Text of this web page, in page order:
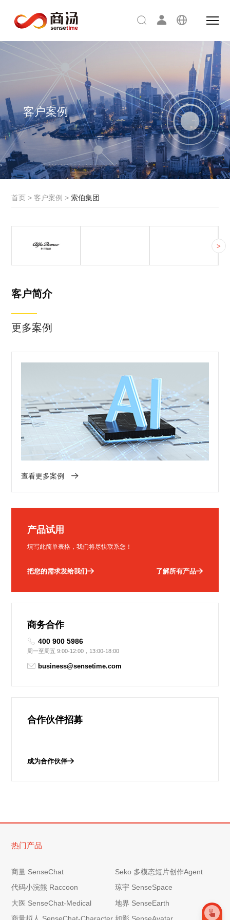
客户案例
首页 >客户案例 >索伯集团
索伯集团公司由
两个运营实体组
司（Sauber
Motorsport
AG）和索伯科技
公司（Sauber
AG）。前者负责
运营及管理阿尔
队，后者则专注
于高等工程、原
型开发和增材制
造领域的第三方
业务，以及工厂
最先进风洞的全
测试和空气动力
学领域的突破性
>
客户简介
更多案例
查看更多案例
产品试用
填写此简单表格，我们将尽快联系您！
把您的需求发给我们 了解所有产品
商务合作
400 900 5986
周一至周五 9:00-12:00，13:00-18:00
business@sensetime.com
合作伙伴招募
成为合作伙伴
热门产品
商量 SenseChat
Seko 多模态短片创作Agent
代码小浣熊 Raccoon
琼宇 SenseSpace
大医 SenseChat-Medical
地界 SenseEarth